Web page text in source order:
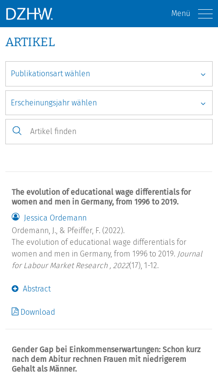
Menü
ARTIKEL
The evolution of educational wage differentials for
women and men in Germany, from 1996 to 2019.
Jessica Ordemann
Ordemann, J., & Pfeiffer, F. (2022).
The evolution of educational wage differentials for
women and men in Germany, from 1996 to 2019. Journal
for Labour Market Research , 2022(17), 1-12.
Abstract
Download
Gender Gap bei Einkommenserwartungen: Schon kurz
nach dem Abitur rechnen Frauen mit niedrigerem
Gehalt als Männer.